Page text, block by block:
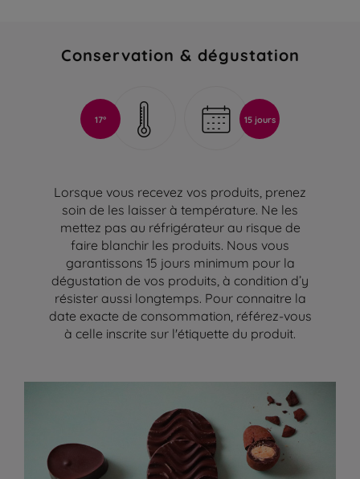
Conservation & dégustation
17° 15 jours
Lorsque vous recevez vos produits, prenez
soin de les laisser à température. Ne les
mettez pas au réfrigérateur au risque de
faire blanchir les produits. Nous vous
garantissons 15 jours minimum pour la
dégustation de vos produits, à condition d’y
résister aussi longtemps. Pour connaitre la
date exacte de consommation, référez-vous
à celle inscrite sur l'étiquette du produit.